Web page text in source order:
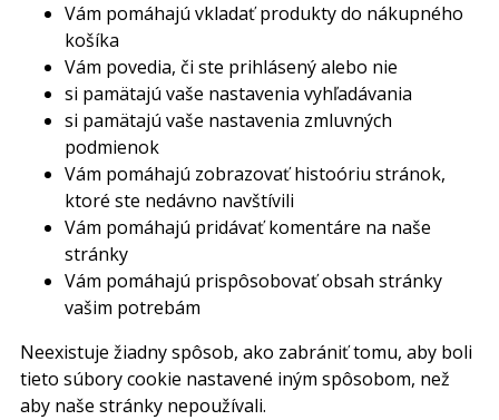
Vám pomáhajú vkladať produkty do nákupného
košíka
Vám povedia, či ste prihlásený alebo nie
si pamätajú vaše nastavenia vyhľadávania
si pamätajú vaše nastavenia zmluvných
podmienok
Vám pomáhajú zobrazovať histoóriu stránok,
ktoré ste nedávno navštívili
Vám pomáhajú pridávať komentáre na naše
stránky
Vám pomáhajú prispôsobovať obsah stránky
vašim potrebám
Neexistuje žiadny spôsob, ako zabrániť tomu, aby boli
tieto súbory cookie nastavené iným spôsobom, než
aby naše stránky nepoužívali.